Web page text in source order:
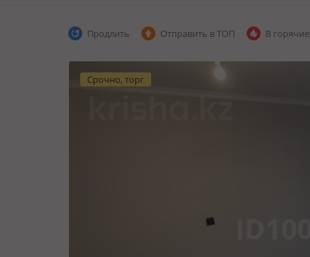
Продлить Отправить в ТОП В горячие
Срочно, торг